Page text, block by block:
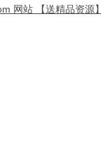
网站 【送精品资源】